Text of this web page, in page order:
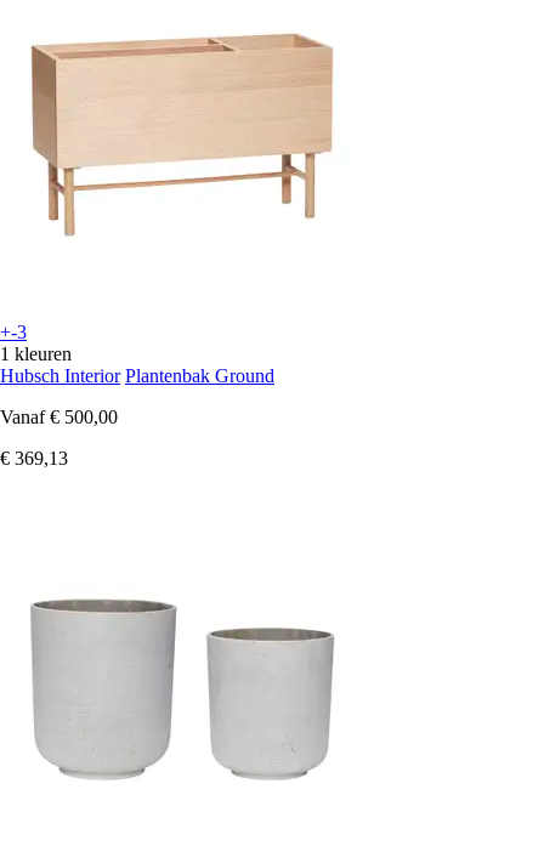
+-3
1 kleuren
Hubsch Interior Plantenbak Ground
Vanaf € 500,00
€ 369,13